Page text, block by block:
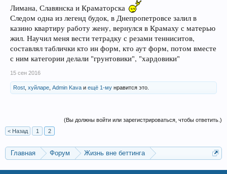
Лимана, Славянска и Краматорска
Следом одна из легенд будок, в Днепропетровсе залил в
казино квартиру работу жену, вернулся в Крамаху с матерью
жил. Научил меня вести тетрадку с резами тенниситов,
составлял таблички кто ин форм, кто аут форм, потом вместе
с ним категории делали "грунтовики", "хардовики"
15 сен 2016
Rost хуйларе Admin Kava и ещё 1-му нравится это.
(Вы должны войти или зарегистрироваться, чтобы ответить.)
< Назад
1 2
Главная Форум
Жизнь вне беттинга